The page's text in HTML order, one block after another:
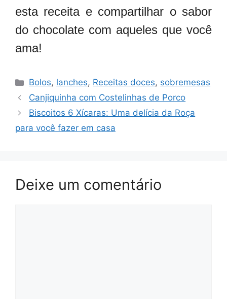
esta receita e compartilhar o sabor
do chocolate com aqueles que você
ama!
Categorias
Bolos, lanches, Receitas doces, sobremesas
Canjiquinha com Costelinhas de Porco
Biscoitos 6 Xícaras: Uma delícia da Roça
para você fazer em casa
Deixe um comentário